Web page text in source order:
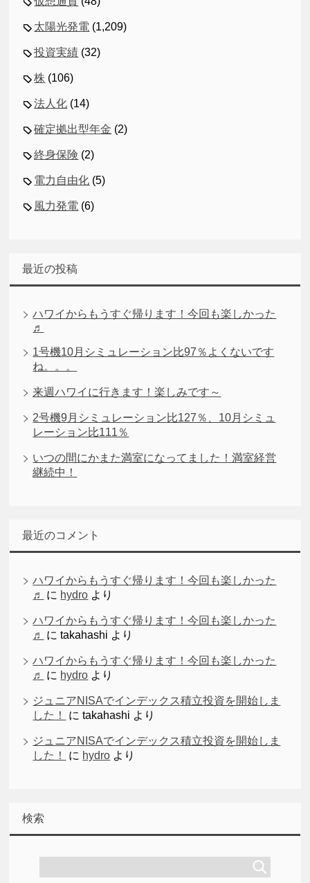
太陽光発電 (1,209)
投資実績 (32)
株 (106)
法人化 (14)
確定拠出型年金 (2)
終身保険 (2)
電力自由化 (5)
風力発電 (6)
最近の投稿
ハワイからもうすぐ帰ります！今回も楽しかった
♬
1号機10月シミュレーション比97％よくないです
ね。。。
来週ハワイに行きます！楽しみです～
2号機9月シミュレーション比127％、10月シミュ
レーション比111％
いつの間にかまた満室になってました！満室経営
継続中！
最近のコメント
ハワイからもうすぐ帰ります！今回も楽しかった
♬
に hydro より
ハワイからもうすぐ帰ります！今回も楽しかった
♬
にtakahashi より
ハワイからもうすぐ帰ります！今回も楽しかった
♬
に hydro より
ジュニアNISAでインデックス積立投資を開始しま
した！
にtakahashi より
ジュニアNISAでインデックス積立投資を開始しま
した！
に hydro より
検索